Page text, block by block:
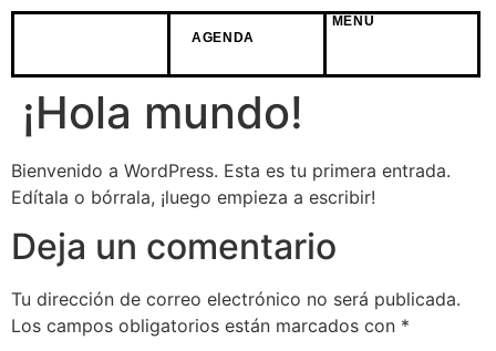
AGENDA
MENÚ
¡Hola mundo!
Bienvenido a WordPress. Esta es tu primera entrada.
Edítala o bórrala, ¡luego empieza a escribir!
Deja un comentario
Tu dirección de correo electrónico no será publicada.
Los campos obligatorios están marcados con *